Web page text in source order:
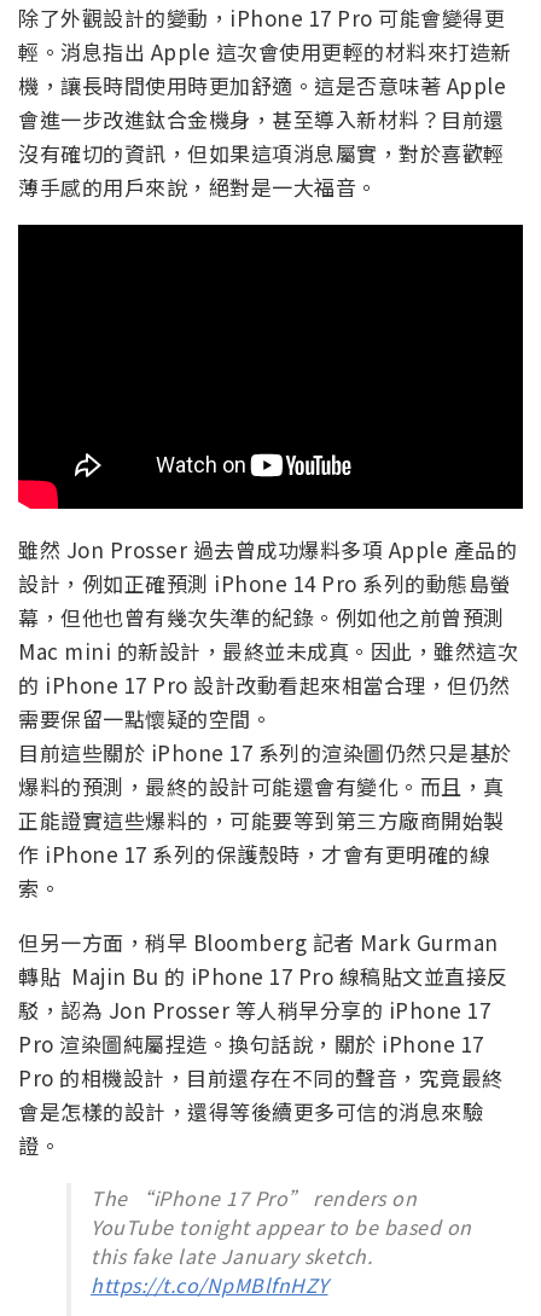
除了外觀設計的變動，iPhone 17 Pro 可能會變得更
輕。消息指出 Apple 這次會使用更輕的材料來打造新
機，讓長時間使用時更加舒適。這是否意味著 Apple
會進一步改進鈦合金機身，甚至導入新材料？目前還
沒有確切的資訊，但如果這項消息屬實，對於喜歡輕
薄手感的用戶來說，絕對是一大福音。
雖然 Jon Prosser 過去曾成功爆料多項 Apple 產品的
設計，例如正確預測 iPhone 14 Pro 系列的動態島螢
幕，但他也曾有幾次失準的紀錄。例如他之前曾預測
Mac mini 的新設計，最終並未成真。因此，雖然這次
的 iPhone 17 Pro 設計改動看起來相當合理，但仍然
需要保留一點懷疑的空間。
目前這些關於 iPhone 17 系列的渲染圖仍然只是基於
爆料的預測，最終的設計可能還會有變化。而且，真
正能證實這些爆料的，可能要等到第三方廠商開始製
作 iPhone 17 系列的保護殼時，才會有更明確的線
索。
但另一方面，稍早 Bloomberg 記者 Mark Gurman
轉貼 Majin Bu 的 iPhone 17 Pro 線稿貼文並直接反
駁，認為 Jon Prosser 等人稍早分享的 iPhone 17
Pro 渲染圖純屬捏造。換句話說，關於 iPhone 17
Pro 的相機設計，目前還存在不同的聲音，究竟最終
會是怎樣的設計，還得等後續更多可信的消息來驗
證。
The “iPhone 17 Pro” renders on
YouTube tonight appear to be based on
this fake late January sketch.
https://t.co/NpMBlfnHZY